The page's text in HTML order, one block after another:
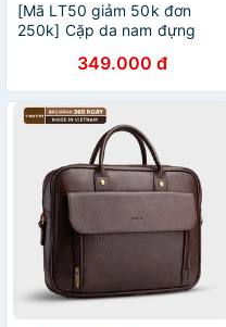
[Mã LT50 giảm 50k đơn
250k] Cặp da nam đựng
sở hiện đại - FA Đồ Da
349.000 đ